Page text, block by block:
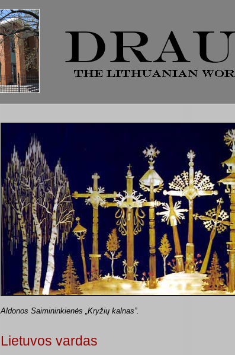
Aldonos Saimininkienės „Kryžių kalnas”.
Lietuvos vardas